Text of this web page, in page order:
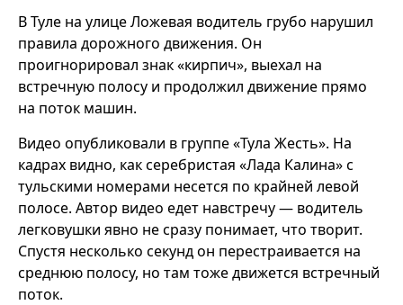
В Туле на улице Ложевая водитель грубо нарушил
правила дорожного движения. Он
проигнорировал знак «кирпич», выехал на
встречную полосу и продолжил движение прямо
на поток машин.
Видео опубликовали в группе «Тула Жесть». На
кадрах видно, как серебристая «Лада Калина» с
тульскими номерами несется по крайней левой
полосе. Автор видео едет навстречу — водитель
легковушки явно не сразу понимает, что творит.
Спустя несколько секунд он перестраивается на
среднюю полосу, но там тоже движется встречный
поток.